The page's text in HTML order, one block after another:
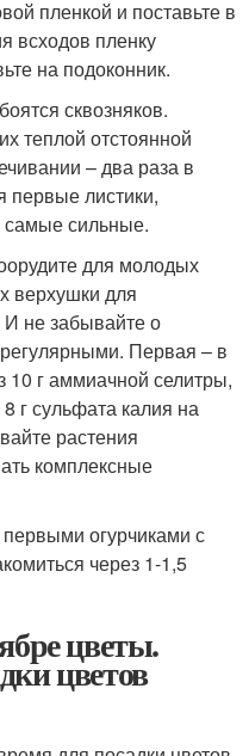
пленкой и поставьте в
всходов пленку
на подоконник.
сквозняков.
теплой отстоянной
– два раза в
первые листики,
самые сильные.
для молодых
верхушки для
И не забывайте о
Первая – в
10 г аммиачной селитры,
г сульфата калия на
растения
комплексные
огурчиками с
через 1-1,5
цветы.
цветов